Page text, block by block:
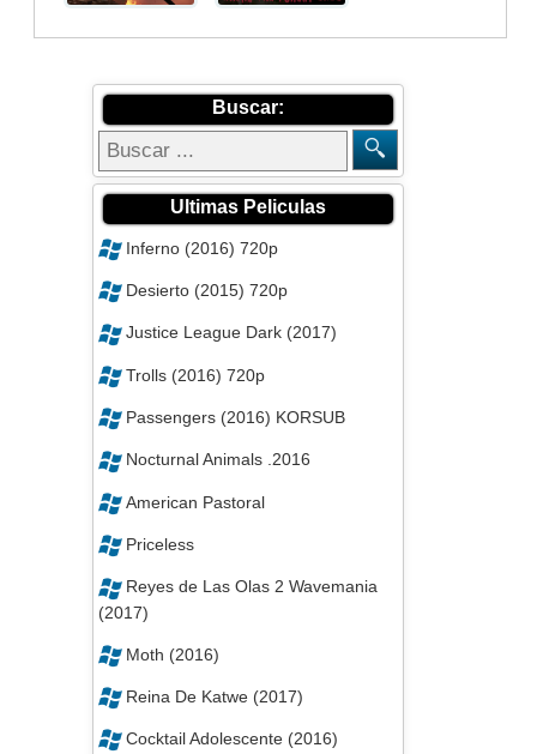
Buscar:
Ultimas Peliculas
Inferno (2016) 720p
Desierto (2015) 720p
Justice League Dark (2017)
Trolls (2016) 720p
Passengers (2016) KORSUB
Nocturnal Animals .2016
American Pastoral
Priceless
Reyes de Las Olas 2 Wavemania
(2017)
Moth (2016)
Reina De Katwe (2017)
Cocktail Adolescente (2016)